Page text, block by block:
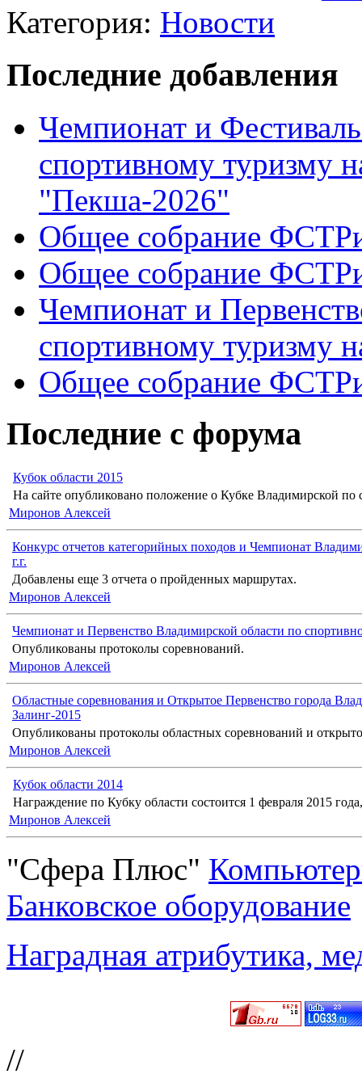
Категория: Новости
Последние добавления
Чемпионат и
спортивному туризму
"Пекша-2026"
Общее собрание
Общее собрание
Чемпионат и
спортивному туризму
Общее собрание
Последние с форума
Кубок области 2015
На сайте опубликовано положение о Кубке Владимирской по
Миронов Алексей
Конкурс отчетов категорийных походов и Чемпионат
г.г.
Добавлены еще 3 отчета о пройденных маршрутах.
Миронов Алексей
Чемпионат и Первенство Владимирской области по
Опубликованы протоколы соревнований.
Миронов Алексей
Областные соревнования и Открытое Первенство города
Залинг-2015
Опубликованы протоколы областных соревнований и
Миронов Алексей
Кубок области 2014
Награждение по Кубку области состоится 1 февраля 2015
Миронов Алексей
"Сфера Плюс"
Банковское оборудование
Наградная атрибутика,
//